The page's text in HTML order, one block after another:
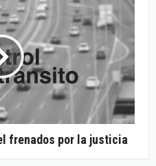
frenados por la justicia